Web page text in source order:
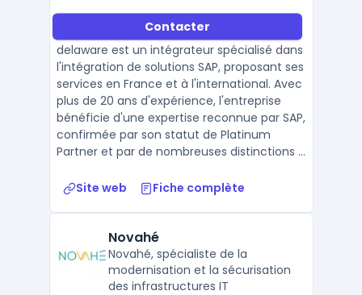
Contacter
delaware est un intégrateur spécialisé dans
l'intégration de solutions SAP, proposant ses
services en France et à l'international. Avec
plus de 20 ans d'expérience, l'entreprise
bénéficie d'une expertise reconnue par SAP,
confirmée par son statut de Platinum
Partner et par de nombreuses distinctions ...
Site web Fiche complète
Novahé
Novahé, spécialiste de la
modernisation et la sécurisation
des infrastructures IT